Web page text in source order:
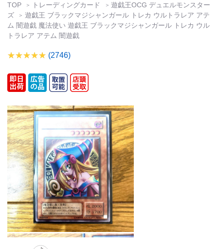
TOP トレーディングカード
遊戯王OCG デュエルモンスター
ズ
遊戯王 ブラックマジシャンガール トレカ ウルトラレア アテ
ム 闇遊戯 魔法使い 遊戯王 ブラックマジシャンガール トレカ ウル
トラレア アテム 闇遊戯
(2746)